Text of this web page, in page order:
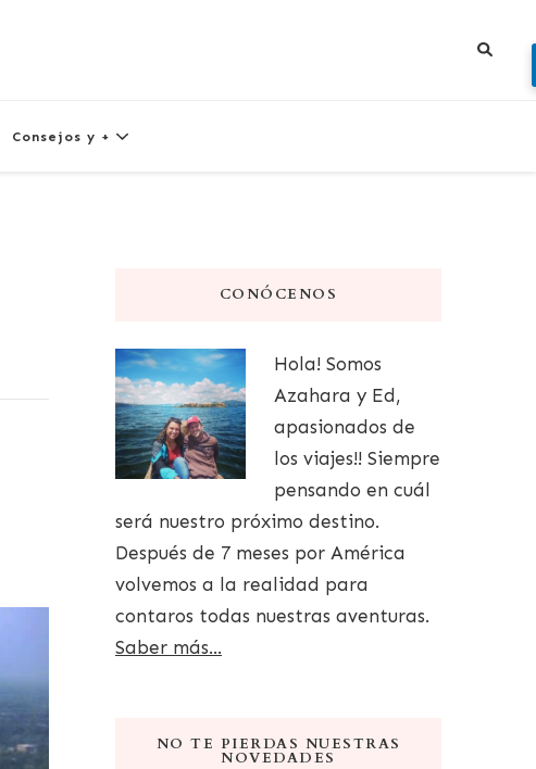
Consejos y +
CONÓCENOS
Hola! Somos
Azahara y Ed,
apasionados de
los viajes!! Siempre
pensando en cuál
será nuestro próximo destino.
Después de 7 meses por América
volvemos a la realidad para
contaros todas nuestras aventuras.
Saber más...
NO TE PIERDAS NUESTRAS
NOVEDADES